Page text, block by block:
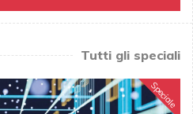
Tutti gli speciali
Speciale